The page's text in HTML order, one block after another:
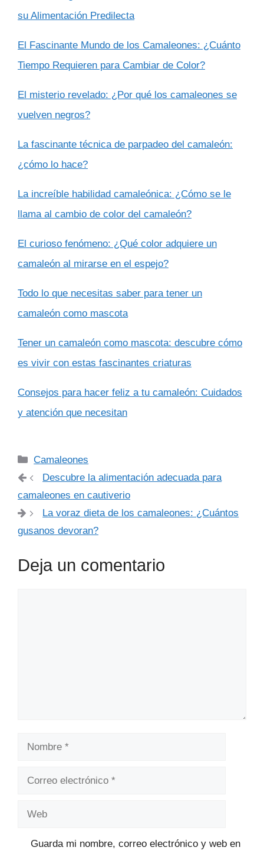
su Alimentación Predilecta
El Fascinante Mundo de los Camaleones: ¿Cuánto
Tiempo Requieren para Cambiar de Color?
El misterio revelado: ¿Por qué los camaleones se
vuelven negros?
La fascinante técnica de parpadeo del camaleón:
¿cómo lo hace?
La increíble habilidad camaleónica: ¿Cómo se le
llama al cambio de color del camaleón?
El curioso fenómeno: ¿Qué color adquiere un
camaleón al mirarse en el espejo?
Todo lo que necesitas saber para tener un
camaleón como mascota
Tener un camaleón como mascota: descubre cómo
es vivir con estas fascinantes criaturas
Consejos para hacer feliz a tu camaleón: Cuidados
y atención que necesitan
Categorías
Camaleones
Descubre la alimentación adecuada para
camaleones en cautiverio
La voraz dieta de los camaleones: ¿Cuántos
gusanos devoran?
Deja un comentario
Nombre
Correo
Web
Guarda mi nombre, correo electrónico y web en